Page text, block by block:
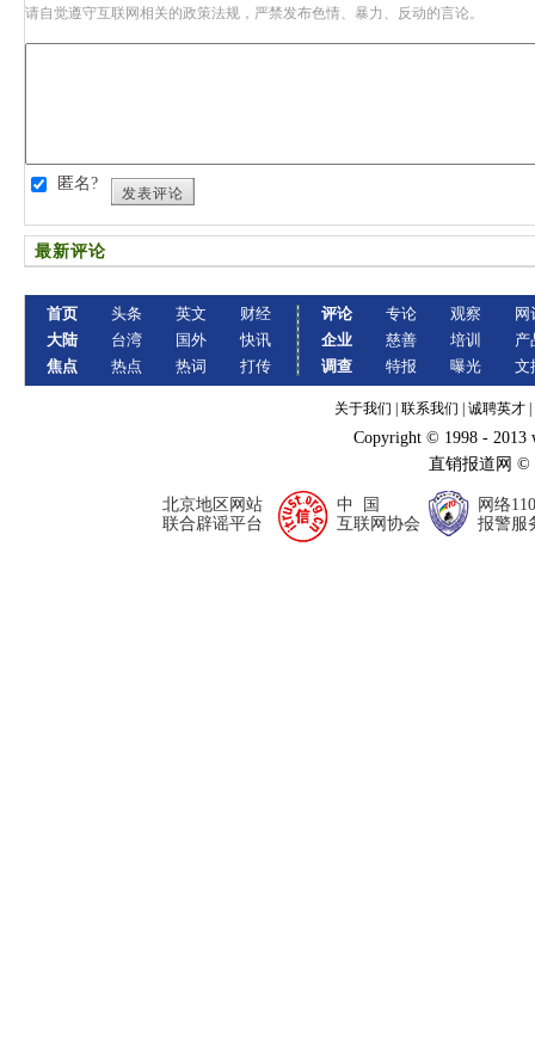
请自觉遵守互联网相关的政策法规，严禁发布色情、暴力、反动的言论。
匿名?
发表评论
最新评论
首页
大陆
焦点
头条
台湾
热点
英文
国外
热词
财经
快讯
打传
评论
企业
调查
专论
慈善
特报
观察
培训
曝光
网
产
文
关于我们 联系我们 诚聘英才
Copyright © 1998 - 2013
直销报道网
北京地区网站
联合辟谣平台
中 国
互联网协会
网络110
报警服